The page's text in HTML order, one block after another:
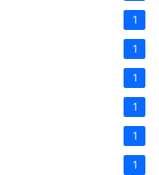
1
1
1
1
1
1